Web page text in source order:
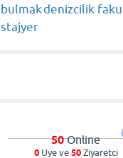
bulmakdenizcilik
stajyer
50Online
0Uye ve 50Ziyaretci